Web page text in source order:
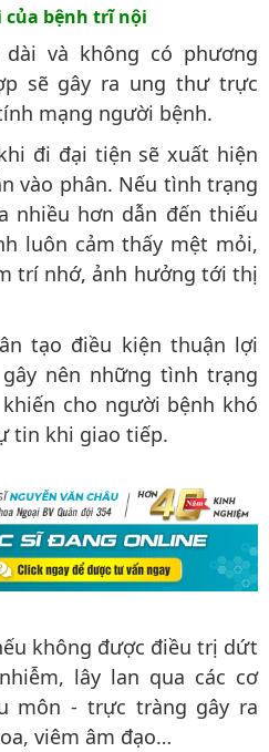
của bệnh trĩ nội
và không có phương
sẽ gây ra ung thư trực
mạng người bệnh.
đi đại tiện sẽ xuất hiện
vào phân. Nếu tình trạng
nhiều hơn dẫn đến thiếu
luôn cảm thấy mệt mỏi,
trí nhớ, ảnh hưởng tới thị
tạo điều kiện thuận lợi
nên những tình trạng
cho người bệnh khó
tin khi giao tiếp.
không được điều trị dứt
lây lan qua các cơ
môn - trực tràng gây ra
viêm âm đạo…